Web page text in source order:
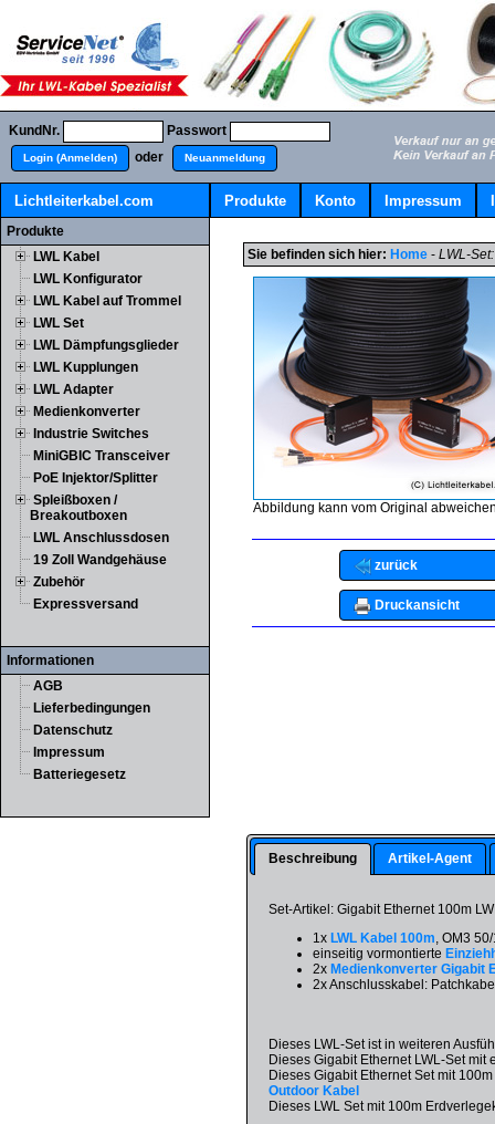
KundNr. Passwort
Login (Anmelden) oder Neuanmeldung
Lichtleiterkabel.com Produkte Konto Impressum
Produkte
LWL Kabel
LWL Konfigurator
LWL Kabel auf Trommel
LWL Set
LWL Dämpfungsglieder
LWL Kupplungen
LWL Adapter
Medienkonverter
Industrie Switches
MiniGBIC Transceiver
PoE Injektor/Splitter
Spleißboxen /
Breakoutboxen
LWL Anschlussdosen
19 Zoll Wandgehäuse
Zubehör
Expressversand
Informationen
AGB
Lieferbedingungen
Datenschutz
Impressum
Batteriegesetz
Sie befinden sich hier: Home - LWL-
Abbildung kann vom Original
zurück
Druckansicht
Beschreibung Artikel-Agent
Set-Artikel: Gigabit Ethernet 100m
1xLWL Kabel 100m , OM3
einseitig vormontierte
2xMedienkonverter Gigabit
2x Anschlusskabel:
Dieses LWL-Set ist in weiteren
Dieses Gigabit Ethernet LWL-Set
Dieses Gigabit Ethernet Set mit
Outdoor Kabel
Dieses LWL Set mit 100m